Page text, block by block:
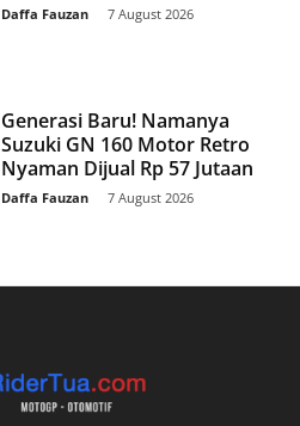
Daffa Fauzan 7 August 2026
Generasi Baru! Namanya
Suzuki GN 160 Motor Retro
Nyaman Dijual Rp 57 Jutaan
Daffa Fauzan 7 August 2026